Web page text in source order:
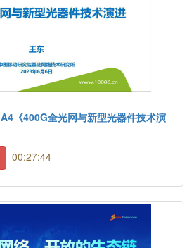
《400G全光网与新型光器件技术演
00:27:44